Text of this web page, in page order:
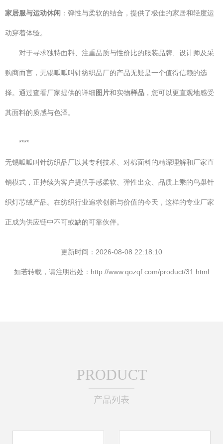
家居服与运动休闲 ：弹性与柔软的结合，提供了极佳的家居和轻度运
动穿着体验。
对于寻求独特面料、注重品质与性价比的服装品牌、设计师及采
购商而言，无锡呱呱叫针纺织品厂的产品无疑是一个值得信赖的选
择。通过查看厂家提供的详细图片和实物样品 ，您可以更直观地感受
其面料的质感与色泽。
****
无锡呱呱叫针纺织品厂以其专利技术、对棉面料的精深理解和厂家直
销模式，正持续为客户提供手感柔软、弹性出众、品质上乘的鸟巢针
织灯芯绒产品。在纺织行业追求创新与价值的今天，这样的专业厂家
正成为供应链中不可或缺的可靠伙伴。
更新时间：2026-08-08 22:18:10
如若转载，请注明出处：http://www.qozqf.com/product/31.html
PRODUCT
产品列表